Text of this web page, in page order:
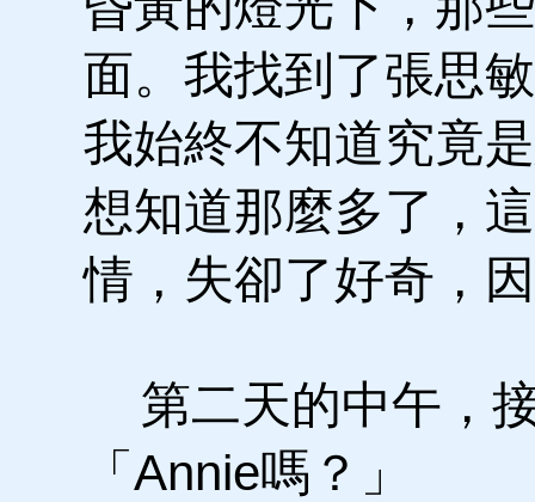
面。我找到了張思
我始終不知道究竟
想知道那麼多了，
情，失卻了好奇，
第二天的中午，
「Annie嗎？」